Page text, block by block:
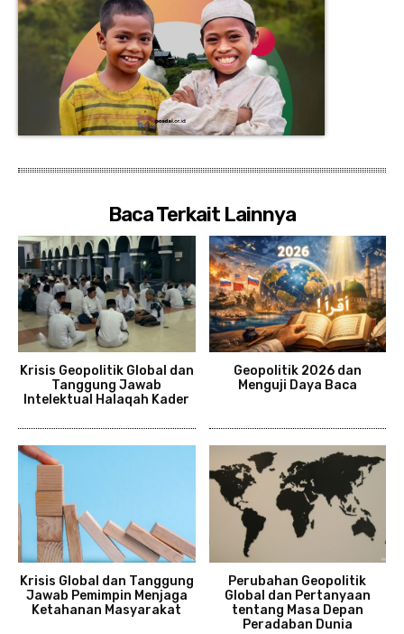
Baca Terkait Lainnya
Krisis Geopolitik Global dan
Tanggung Jawab
Intelektual Halaqah Kader
Geopolitik 2026 dan
Menguji Daya Baca
Krisis Global dan Tanggung
Jawab Pemimpin Menjaga
Ketahanan Masyarakat
Perubahan Geopolitik
Global dan Pertanyaan
tentang Masa Depan
Peradaban Dunia